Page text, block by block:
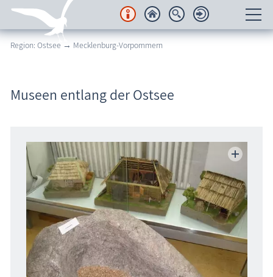
Unterkünfte
Karten
Freizeit
Wissenswertes
Veranstaltungen
Blog
Region: Ostsee → Mecklenburg-Vorpommern
Museen entlang der Ostsee